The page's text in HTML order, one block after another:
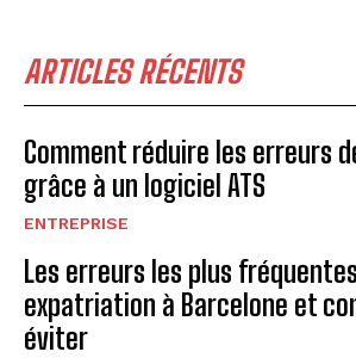
ARTICLES RÉCENTS
Comment réduire les erreurs
grâce à un logiciel ATS
ENTREPRISE
Les erreurs les plus
expatriation à Barcelone et
éviter